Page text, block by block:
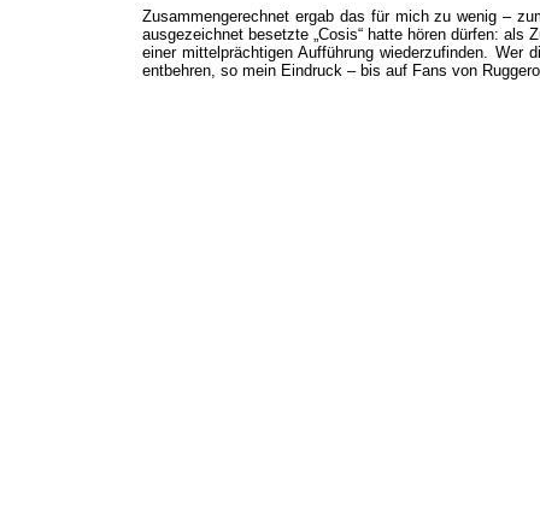
Zusammengerechnet ergab das für mich zu wenig –
ausgezeichnet besetzte „Cosis“ hatte hören dürfen: als
einer mittelprächtigen Aufführung wiederzufinden.
entbehren, so mein Eindruck – bis auf Fans von